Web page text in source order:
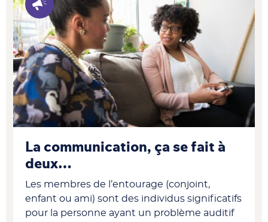
La communication, ça se fait à
deux…
Les membres de l’entourage (conjoint,
enfant ou ami) sont des individus significatifs
pour la personne ayant un problème auditif